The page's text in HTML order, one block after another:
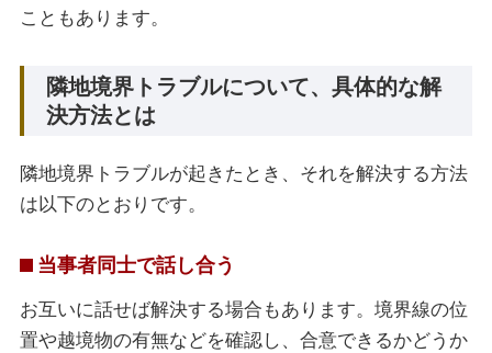
こともあります。
隣地境界トラブルについて、具体的な解
決方法とは
隣地境界トラブルが起きたとき、それを解決する方法
は以下のとおりです。
当事者同士で話し合う
お互いに話せば解決する場合もあります。境界線の位
置や越境物の有無などを確認し、合意できるかどうか